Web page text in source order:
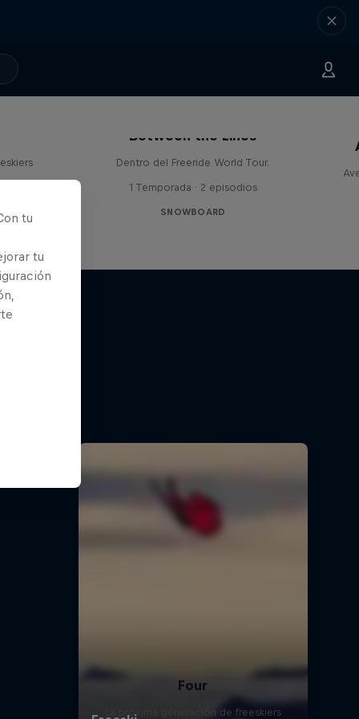
Between the Lines
Dentro del Freeride World Tour.
1 Temporada · 2 episodios
SNOWBOARD
Four
La próxima generación de freeskiers
tu
tu